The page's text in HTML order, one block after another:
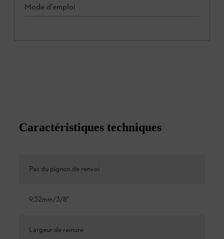
Mode d'emploi
Caractéristiques techniques
Pas du pignon de renvoi
9,32mm/3/8"
Largeur de rainure